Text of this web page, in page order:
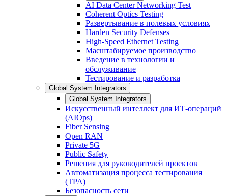
AI Data Center Networking Test
Coherent Optics Testing
Развертывание в полевых условиях
Harden Security Defenses
High-Speed Ethernet Testing
Масштабируемое производство
Введение в технологии и
обслуживание
Тестирование и разработка
Global System Integrators
Global System Integrators
Искусственный интеллект для ИТ-операций
(AIOps)
Fiber Sensing
Open RAN
Private 5G
Public Safety
Решения для руководителей проектов
Автоматизация процесса тестирования
(TPA)
Безопасность сети